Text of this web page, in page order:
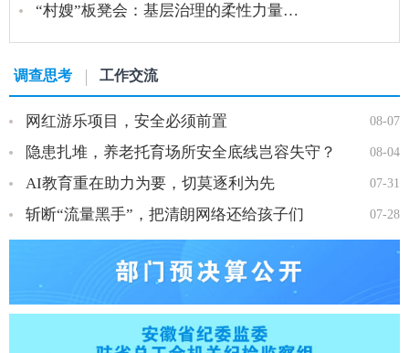
“村嫂”板凳会：基层治理的柔性力量…
调查思考 工作交流
08-07
网红游乐项目，安全必须前置
08-04
隐患扎堆，养老托育场所安全底线岂容失守？
07-31
AI教育重在助力为要，切莫逐利为先
07-28
斩断“流量黑手”，把清朗网络还给孩子们